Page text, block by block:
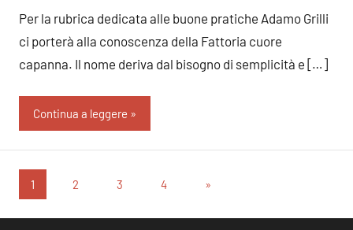
Per la rubrica dedicata alle buone pratiche Adamo Grilli
ci porterà alla conoscenza della Fattoria cuore
capanna. Il nome deriva dal bisogno di semplicità e […]
Continua a leggere
Paginazione
degli
1 2 3 4
Articolo
»